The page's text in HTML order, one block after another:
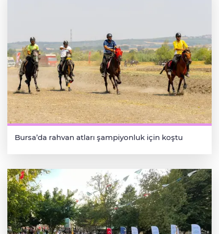
Bursa’da rahvan atları şampiyonluk için koştu